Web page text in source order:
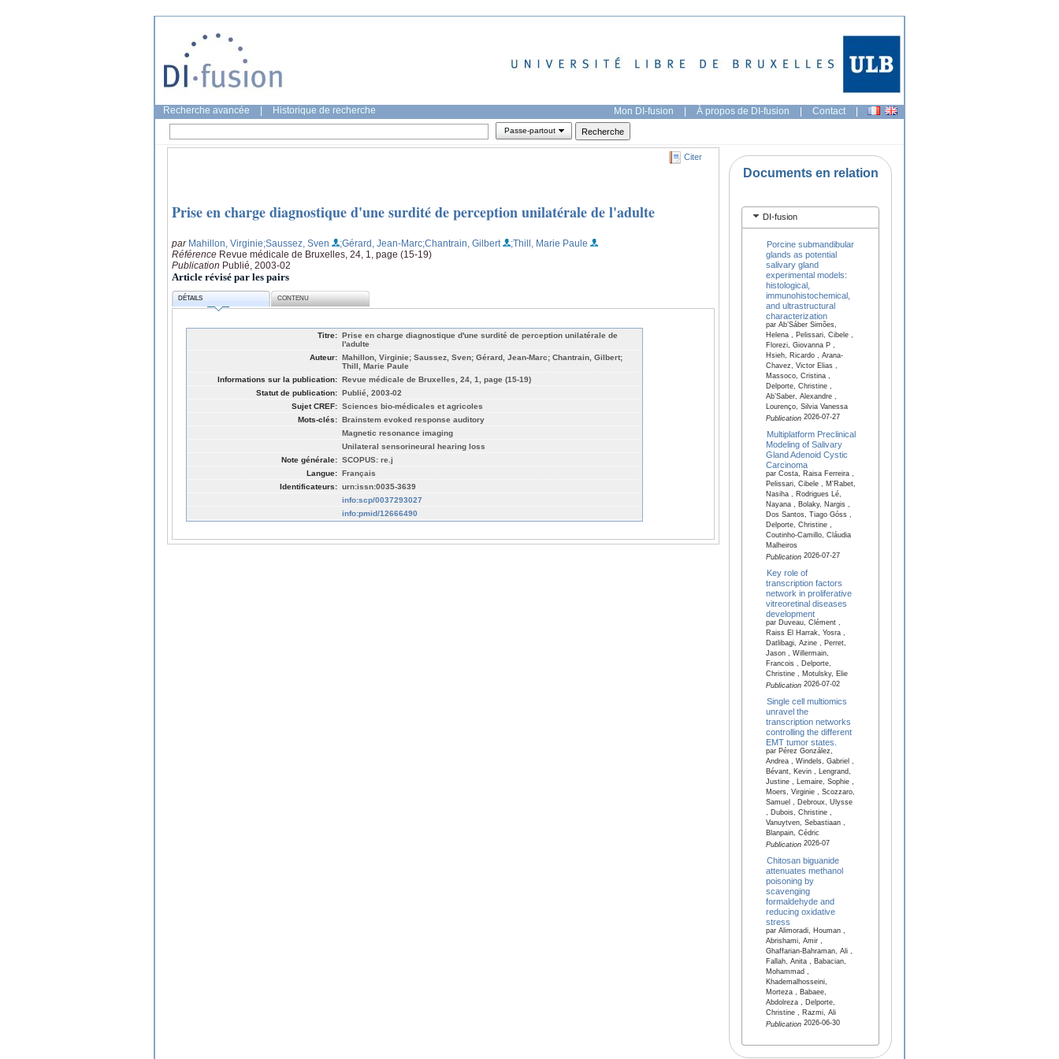
Recherche avancée Historique de recherche Mon DI-fusion | À propos de DI-fusion | Contact |
Passe-partout
Citer
Prise en charge diagnostique d'une surdité de perception unilatérale de l'adulte
par Mahillon, Virginie;Saussez, Sven ;Gérard, Jean-Marc;Chantrain, Gilbert
;Thill, Marie Paule
Référence Revue médicale de Bruxelles, 24, 1, page (15-19)
Publication Publié, 2003-02
Article révisé par les pairs
DÉTAILS CONTENU
Titre: Prise en charge diagnostique d'une surdité de perception unilatérale de
l'adulte
Auteur: Mahillon, Virginie; Saussez, Sven; Gérard, Jean-Marc; Chantrain, Gilbert;
Thill, Marie Paule
Informations sur la publication: Revue médicale de Bruxelles, 24, 1, page (15-19)
Statut de publication: Publié, 2003-02
Sujet CREF: Sciences bio-médicales et agricoles
Mots-clés: Brainstem evoked response auditory
Magnetic resonance imaging
Unilateral sensorineural hearing loss
Note générale: SCOPUS: re.j
Langue: Français
Identificateurs: urn:issn:0035-3639
info:scp/0037293027
info:pmid/12666490
Documents en relation
DI-fusion
Porcine submandibular
glands as potential
salivary gland
experimental models:
histological,
immunohistochemical,
and ultrastructural
characterization
par Ab’Sáber Simões,
Helena , Pelissari, Cibele ,
Florezi, Giovanna P ,
Hsieh, Ricardo , Arana-
Chavez, Victor Elias ,
Massoco, Cristina ,
Delporte, Christine ,
Ab’Saber, Alexandre ,
Lourenço, Silvia Vanessa
Publication2026-07-27
Multiplatform Preclinical
Modeling of Salivary
Gland Adenoid Cystic
Carcinoma
par Costa, Raisa Ferreira ,
Pelissari, Cibele , M'Rabet,
Nasiha , Rodrigues Lé,
Nayana , Bolaky, Nargis ,
Dos Santos, Tiago Góss ,
Delporte, Christine ,
Coutinho-Camillo, Cláudia
Malheiros
Publication2026-07-27
Key role of
transcription factors
network in proliferative
vitreoretinal diseases
development
par Duveau, Clément ,
Raiss El Harrak, Yosra ,
Datlibagi, Azine , Perret,
Jason , Willermain,
Francois , Delporte,
Christine , Motulsky, Elie
Publication2026-07-02
Single cell multiomics
unravel the
transcription networks
controlling the different
EMT tumor states.
par Pérez González,
Andrea , Windels, Gabriel ,
Bévant, Kevin , Lengrand,
Justine , Lemaire, Sophie ,
Moers, Virginie , Scozzaro,
Samuel , Debroux, Ulysse
, Dubois, Christine ,
Vanuytven, Sebastiaan ,
Blanpain, Cédric
Publication2026-07
Chitosan biguanide
attenuates methanol
poisoning by
scavenging
formaldehyde and
reducing oxidative
stress
par Alimoradi, Houman ,
Abrishami, Amir ,
Ghaffarian-Bahraman, Ali ,
Fallah, Anita , Babacian,
Mohammad ,
Khademalhosseini,
Morteza , Babaee,
Abdolreza , Delporte,
Christine , Razmi, Ali
Publication2026-06-30